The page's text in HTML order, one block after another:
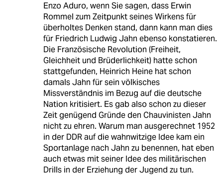
Enzo Aduro, wenn Sie sagen, dass Erwin
Rommel zum Zeitpunkt seines Wirkens für
überholtes Denken stand, dann kann man dies
für Friedrich Ludwig Jahn ebenso konstatieren.
Die Französische Revolution (Freiheit,
Gleichheit und Brüderlichkeit) hatte schon
stattgefunden, Heinrich Heine hat schon
damals Jahn für sein völkisches
Missverständnis im Bezug auf die deutsche
Nation kritisiert. Es gab also schon zu dieser
Zeit genügend Gründe den Chauvinisten Jahn
nicht zu ehren. Warum man ausgerechnet 1952
in der DDR auf die wahnwitzige Idee kam ein
Sportanlage nach Jahn zu benennen, hat eben
auch etwas mit seiner Idee des militärischen
Drills in der Erziehung der Jugend zu tun.